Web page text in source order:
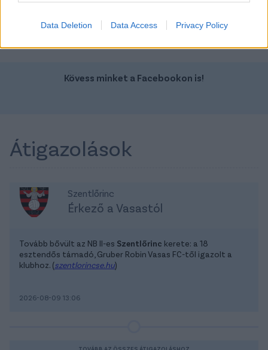
Data Deletion Data Access Privacy Policy
Kövess minket a Facebookon is!
Átigazolások
Szentlőrinc
Érkező a Vasastól
Tovább bővült az NB II-es Szentlőrinc kerete: a 18
esztendős támadó, Gruber Robin Vasas FC-től igazolt a
klubhoz. (szentlorincse.hu)
2026-08-09 13:06